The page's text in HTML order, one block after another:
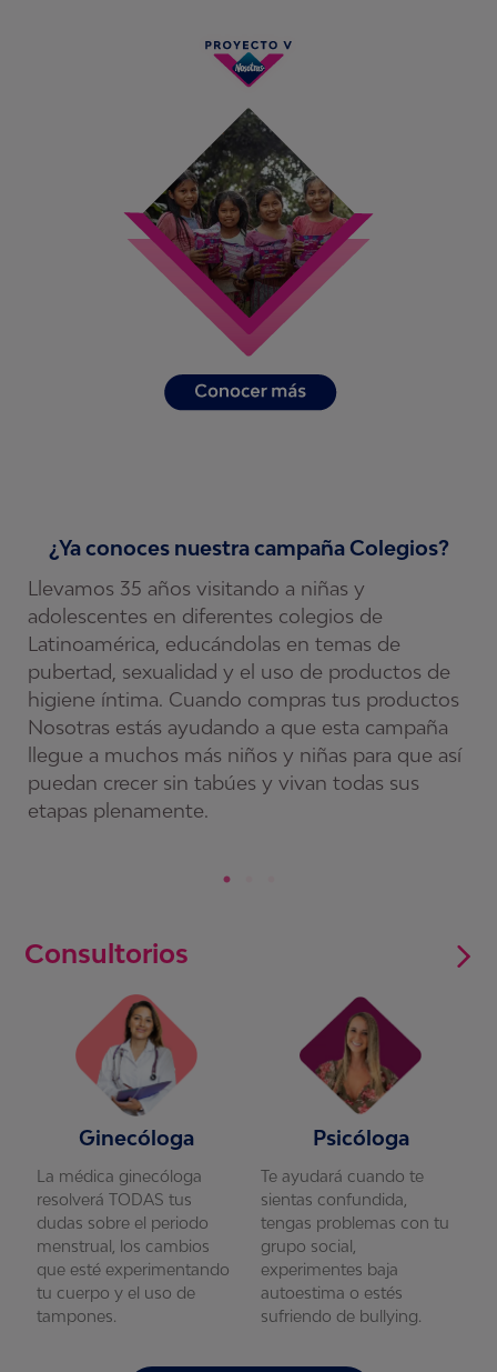
¿Ya conoces nuestra campaña Colegios?
Llevamos 35 años visitando a niñas y
adolescentes en diferentes colegios de
Latinoamérica, educándolas en temas de
pubertad, sexualidad y el uso de productos de
higiene íntima. Cuando compras tus productos
Nosotras estás ayudando a que esta campaña
llegue a muchos más niños y niñas para que así
puedan crecer sin tabúes y vivan todas sus
etapas plenamente.
Consultorios
Ginecóloga
La médica ginecóloga
resolverá TODAS tus
dudas sobre el periodo
menstrual, los cambios
que esté experimentando
tu cuerpo y el uso de
tampones.
Psicóloga
Te ayudará cuando te
sientas confundida,
tengas problemas con tu
grupo social,
experimentes baja
autoestima o estés
sufriendo de bullying.